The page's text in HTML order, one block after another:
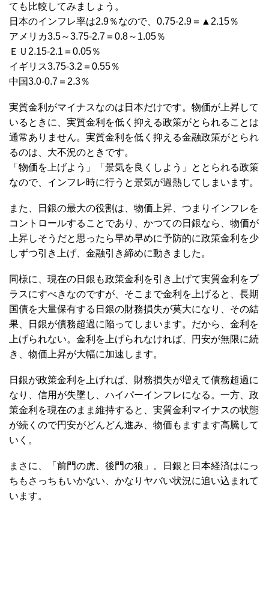
ても比較してみましょう。
日本のインフレ率は2.9％なので、0.75-2.9＝▲2.15％
アメリカ3.5～3.75-2.7＝0.8～1.05％
ＥＵ2.15-2.1＝0.05％
イギリス3.75-3.2＝0.55％
中国3.0-0.7＝2.3％
実質金利がマイナスなのは日本だけです。物価が上昇して
いるときに、実質金利を低く抑える政策がとられることは
通常ありません。実質金利を低く抑える金融政策がとられ
るのは、大不況のときです。
「物価を上げよう」「景気を良くしよう」ととられる政策
なので、インフレ時に行うと景気が過熱してしまいます。
また、日銀の最大の役割は、物価上昇、つまりインフレを
コントロールすることであり、かつての日銀なら、物価が
上昇しそうだと思ったら早め早めに予防的に政策金利を少
しずつ引き上げ、金融引き締めに動きました。
同様に、現在の日銀も政策金利を引き上げて実質金利をプ
ラスにすべきなのですが、そこまで金利を上げると、長期
国債を大量保有する日銀の財務損失が莫大になり、その結
果、日銀が債務超過に陥ってしまいます。だから、金利を
上げられない。金利を上げられなければ、円安が無限に続
き、物価上昇が大幅に加速します。
日銀が政策金利を上げれば、財務損失が増えて債務超過に
なり、信用が失墜し、ハイパーインフレになる。一方、政
策金利を現在のまま維持すると、実質金利マイナスの状態
が続くので円安がどんどん進み、物価もますます高騰して
いく。
まさに、「前門の虎、後門の狼」。日銀と日本経済はにっ
ちもさっちもいかない、かなりヤバい状況に追い込まれて
います。